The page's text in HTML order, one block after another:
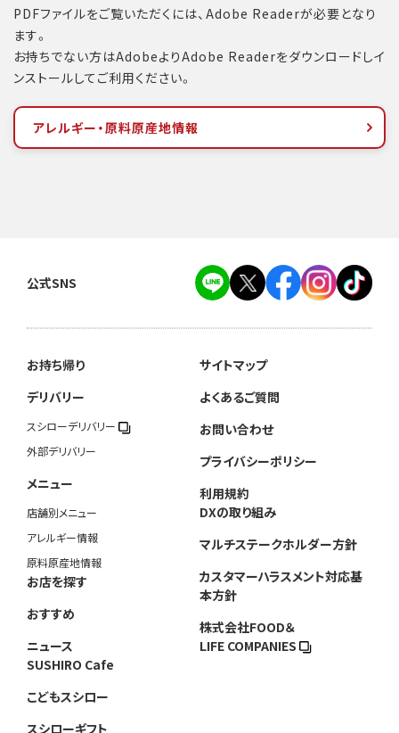
PDFファイルをご覧いただくには、Adobe Readerが必要となり
ます。
お持ちでない方はAdobeよりAdobe Readerをダウンロードしイ
ンストールしてご利用ください。
アレルギー・原料原産地情報
公式SNS
お持ち帰り
デリバリー
スシローデリバリー
外部デリバリー
メニュー
店舗別メニュー
アレルギー情報
原料原産地情報
お店を探す
おすすめ
ニュース
SUSHIRO Cafe
こどもスシロー
スシローギフト
サイトマップ
よくあるご質問
お問い合わせ
プライバシーポリシー
利用規約
DXの取り組み
マルチステークホルダー方針
カスタマーハラスメント対応基
本方針
株式会社FOOD＆
LIFE COMPANIES